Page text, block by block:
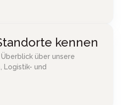
kennen
über unsere
Logistik- und